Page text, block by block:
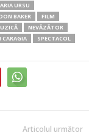
URSU
BAKER
FILM
NEVĂZĂTOR
SPECTACOL
Articolul următor